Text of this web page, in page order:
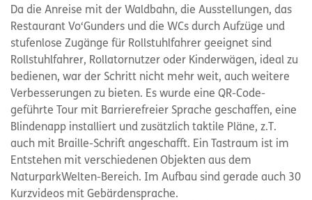
Da die Anreise mit der Waldbahn, die Ausstellungen, das
Restaurant Vo‘Gunders und die WCs durch Aufzüge und
stufenlose Zugänge für Rollstuhlfahrer geeignet sind
Rollstuhlfahrer, Rollatornutzer oder Kinderwägen, ideal zu
bedienen, war der Schritt nicht mehr weit, auch weitere
Verbesserungen zu bieten. Es wurde eine QR-Code-
geführte Tour mit Barrierefreier Sprache geschaffen, eine
Blindenapp installiert und zusätzlich taktile Pläne, z.T.
auch mit Braille-Schrift angeschafft. Ein Tastraum ist im
Entstehen mit verschiedenen Objekten aus dem
NaturparkWelten-Bereich. Im Aufbau sind gerade auch 30
Kurzvideos mit Gebärdensprache.